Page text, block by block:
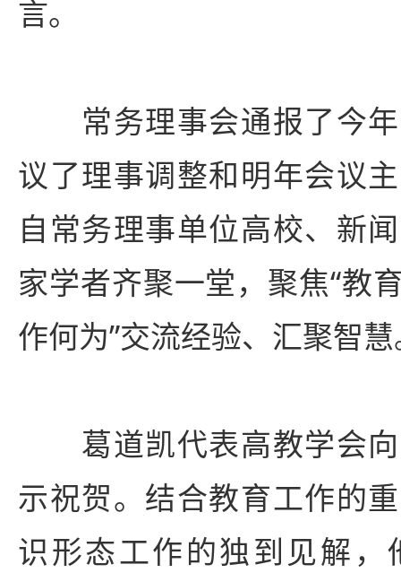
言。
常务理事会通报了今年
议了理事调整和明年会议
自常务理事单位高校、新
家学者齐聚一堂，聚焦“教
作何为”交流经验、汇聚智
葛道凯代表高教学会向
示祝贺。结合教育工作的
识形态工作的独到见解，